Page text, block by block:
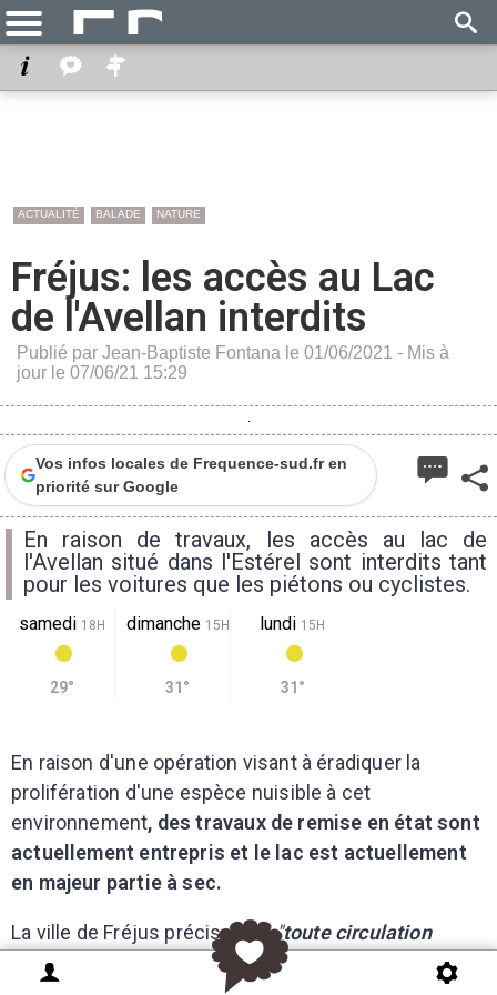
ACTUALITÉ BALADE NATURE
Fréjus: les accès au Lac
de l'Avellan interdits
Publié par Jean-Baptiste Fontana le 01/06/2021 - Mis à
jour le 07/06/21 15:29
Vos infos locales de Frequence-sud.fr en
priorité sur Google
En raison de travaux, les accès au lac de
l'Avellan situé dans l'Estérel sont interdits tant
pour les voitures que les piétons ou cyclistes.
samedi 18H
29°
dimanche 15H
31°
lundi 15H
31°
En raison d'une opération visant à éradiquer la
prolifération d'une espèce nuisible à cet
environnement, des travaux de remise en état sont
actuellement entrepris et le lac est actuellement
en majeur partie à sec.
La ville de Fréjus précise que"toute circulation
(véhicule, piétons, vélo...) est désormais interdite